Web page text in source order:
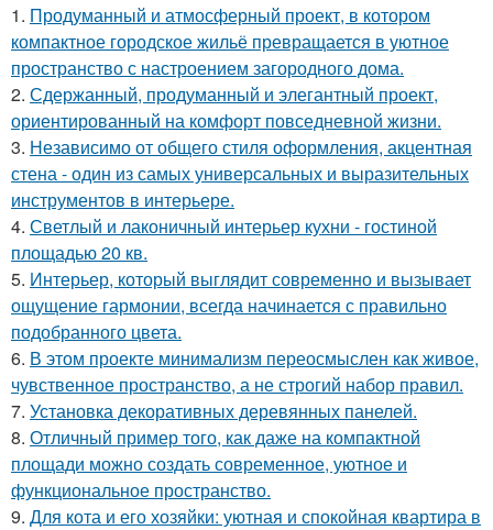
1. Продуманный и атмосферный проект, в котором
компактное городское жильё превращается в уютное
пространство с настроением загородного дома.
2. Сдержанный, продуманный и элегантный проект,
ориентированный на комфорт повседневной жизни.
3. Независимо от общего стиля оформления, акцентная
стена - один из самых универсальных и выразительных
инструментов в интерьере.
4. Светлый и лаконичный интерьер кухни - гостиной
площадью 20 кв.
5. Интерьер, который выглядит современно и вызывает
ощущение гармонии, всегда начинается с правильно
подобранного цвета.
6. В этом проекте минимализм переосмыслен как живое,
чувственное пространство, а не строгий набор правил.
7. Установка декоративных деревянных панелей.
8. Отличный пример того, как даже на компактной
площади можно создать современное, уютное и
функциональное пространство.
9. Для кота и его хозяйки: уютная и спокойная квартира в